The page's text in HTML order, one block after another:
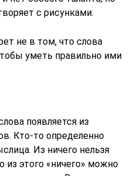
с рисунками.
не в том, что слова
уметь правильно ими
появляется из
Кто-то определенно
Из ничего нельзя
из этого «ничего» можно